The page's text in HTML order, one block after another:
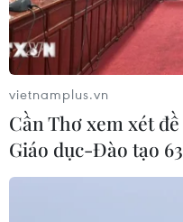
vietnamplus.vn
Cần Thơ xem xét
Giáo dục-Đào tạo